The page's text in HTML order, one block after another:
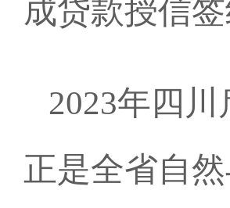
成贷款授信签
2023年四
正是全省自